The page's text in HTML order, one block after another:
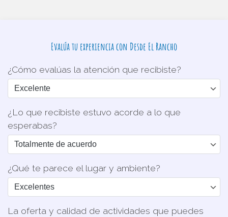
Evalúa tu experiencia con Desde El Rancho
¿Cómo evalúas la atención que recibiste?
¿Lo que recibiste estuvo acorde a lo que
esperabas?
¿Qué te parece el lugar y ambiente?
La oferta y calidad de actividades que puedes